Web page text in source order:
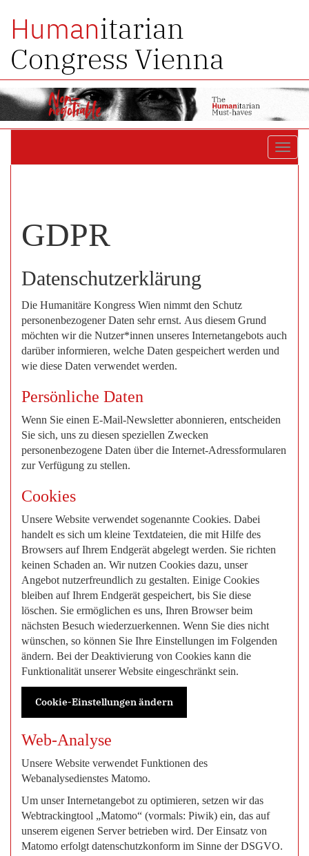
Humanitarian
Congress Vienna
GDPR
Datenschutzerklärung
Die Humanitäre Kongress Wien nimmt den Schutz
personenbezogener Daten sehr ernst. Aus diesem Grund
möchten wir die Nutzer*innen unseres Internetangebots auch
darüber informieren, welche Daten gespeichert werden und
wie diese Daten verwendet werden.
Persönliche Daten
Wenn Sie einen E-Mail-Newsletter abonnieren, entscheiden
Sie sich, uns zu diesen speziellen Zwecken
personenbezogene Daten über die Internet-Adressformularen
zur Verfügung zu stellen.
Cookies
Unsere Website verwendet sogenannte Cookies. Dabei
handelt es sich um kleine Textdateien, die mit Hilfe des
Browsers auf Ihrem Endgerät abgelegt werden. Sie richten
keinen Schaden an. Wir nutzen Cookies dazu, unser
Angebot nutzerfreundlich zu gestalten. Einige Cookies
bleiben auf Ihrem Endgerät gespeichert, bis Sie diese
löschen. Sie ermöglichen es uns, Ihren Browser beim
nächsten Besuch wiederzuerkennen. Wenn Sie dies nicht
wünschen, so können Sie Ihre Einstellungen im Folgenden
ändern. Bei der Deaktivierung von Cookies kann die
Funktionalität unserer Website eingeschränkt sein.
Cookie-Einstellungen ändern
Web-Analyse
Unsere Website verwendet Funktionen des
Webanalysedienstes Matomo.
Um unser Internetangebot zu optimieren, setzen wir das
Webtrackingtool „Matomo“ (vormals: Piwik) ein, das auf
unserem eigenen Server betrieben wird. Der Einsatz von
Matomo erfolgt datenschutzkonform im Sinne der DSGVO.